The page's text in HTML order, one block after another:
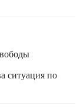
ситуация по